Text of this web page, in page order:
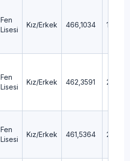
Fen
Lisesi
Kız/Erkek 466,1034 1,99
Fen
Lisesi
Kız/Erkek 462,3591 2,37
Fen
Lisesi
Kız/Erkek 461,5364 2,45